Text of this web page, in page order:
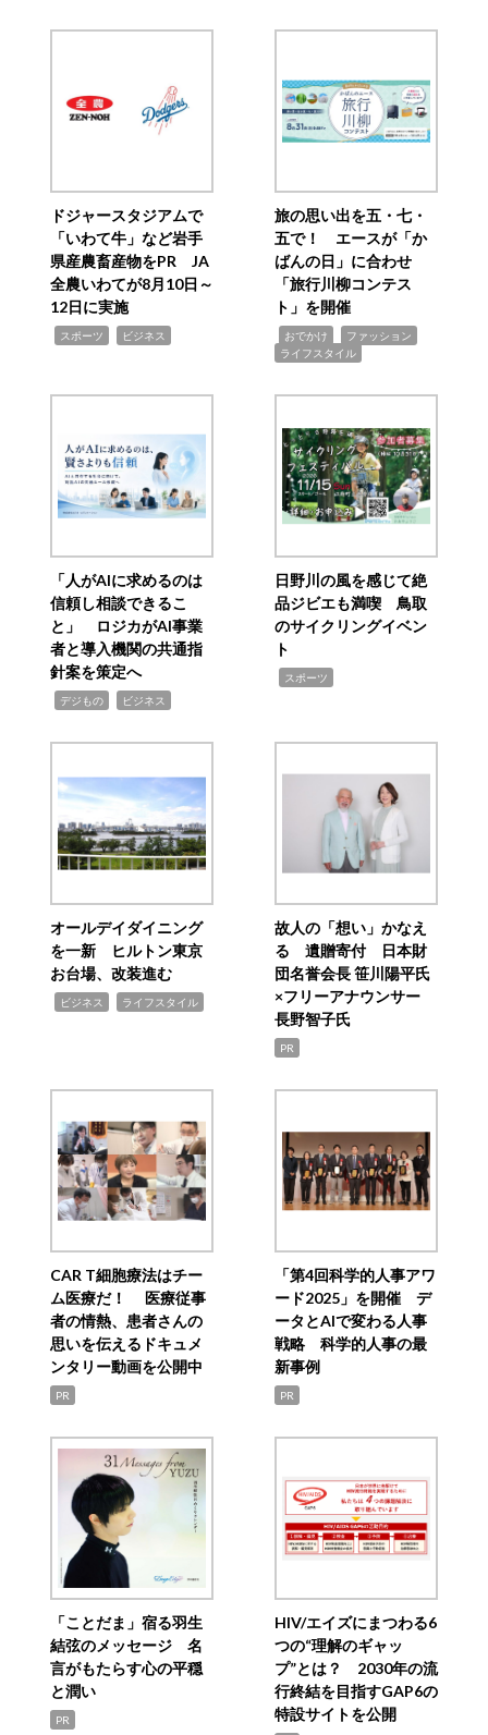
ドジャースタジアムで
「いわて牛」など岩手
県産農畜産物をPR JA
全農いわてが8月10日～
12日に実施
スポーツ ビジネス
旅の思い出を五・七・
五で！ エースが「か
ばんの日」に合わせ
「旅行川柳コンテス
ト」を開催
おでかけ ファッション
ライフスタイル
「人がAIに求めるのは
信頼し相談できるこ
と」 ロジカがAI事業
者と導入機関の共通指
針案を策定へ
デジもの ビジネス
日野川の風を感じて絶
品ジビエも満喫 鳥取
のサイクリングイベン
ト
スポーツ
オールデイダイニング
を一新 ヒルトン東京
お台場、改装進む
ビジネス ライフスタイル
故人の「想い」かなえ
る 遺贈寄付 日本財
団名誉会長 笹川陽平氏
×フリーアナウンサー
長野智子氏
PR
CAR T細胞療法はチー
ム医療だ！ 医療従事
者の情熱、患者さんの
思いを伝えるドキュメ
ンタリー動画を公開中
PR
「第4回科学的人事アワ
ード2025」を開催 デ
ータとAIで変わる人事
戦略 科学的人事の最
新事例
PR
「ことだま」宿る羽生
結弦のメッセージ 名
言がもたらす心の平穏
と潤い
PR
HIV/エイズにまつわる6
つの“理解のギャッ
プ”とは？ 2030年の流
行終結を目指すGAP6の
特設サイトを公開